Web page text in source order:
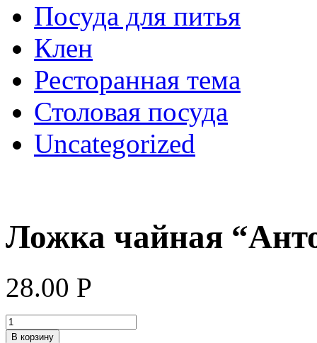
Посуда для питья
Клен
Ресторанная тема
Столовая посуда
Uncategorized
Ложка чайная
28.00 Р
В корзину